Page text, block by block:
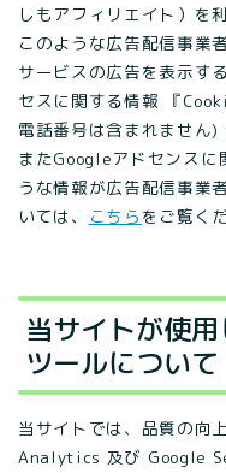
しもアフィリエイト）を
このような広告配信事業
サービスの広告を表示す
セスに関する情報 『
電話番号は含まれません)
またGoogleアドセンスに
うな情報が広告配信事業
いては、
こちら をご覧く
当サイトが使
ツールについて
当サイトでは、品質の向
Analytics 及び Google